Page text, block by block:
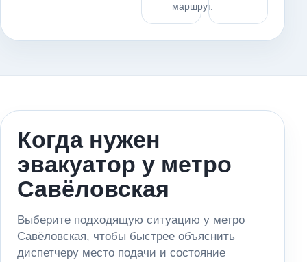
маршрут.
Когда нужен
эвакуатор у метро
Савёловская
Выберите подходящую ситуацию у метро
Савёловская, чтобы быстрее объяснить
диспетчеру место подачи и состояние